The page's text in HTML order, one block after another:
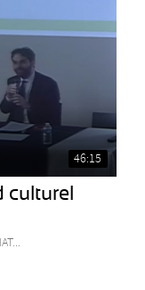
46:15
culturel